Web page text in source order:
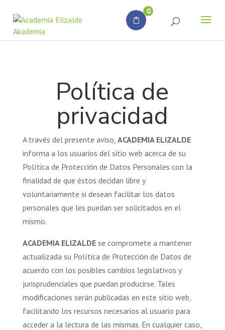
0
productos
Política de
privacidad
A través del presente aviso, ACADEMIA ELIZALDE
informa a los usuarios del sitio web acerca de su
Política de Protección de Datos Personales con la
finalidad de que éstos decidan libre y
voluntariamente si desean facilitar los datos
personales que les puedan ser solicitados en el
mismo.
ACADEMIA ELIZALDE se compromete a mantener
actualizada su Política de Protección de Datos de
acuerdo con los posibles cambios legislativos y
jurisprudenciales que puedan producirse. Tales
modificaciones serán publicadas en este sitio web,
facilitando los recursos necesarios al usuario para
acceder a la lectura de las mismas. En cualquier caso,